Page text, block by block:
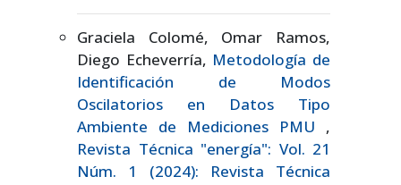
Graciela Colomé, Omar Ramos,
Diego Echeverría, Metodología de
Identificación de Modos
Oscilatorios en Datos Tipo
Ambiente de Mediciones PMU ,
Revista Técnica "energía": Vol. 21
Núm. 1 (2024): Revista Técnica